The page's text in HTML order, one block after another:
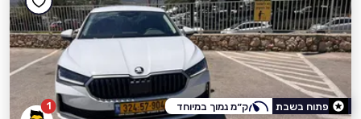
1 פתוח בשבת ק״מ נמוך במיוחד